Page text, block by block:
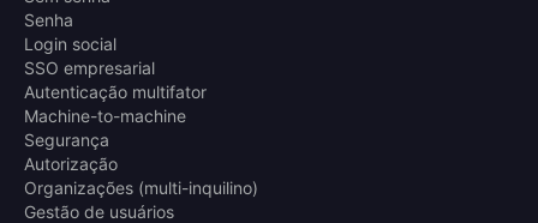
Senha
Login social
SSO empresarial
Autenticação multifator
Machine-to-machine
Segurança
Autorização
Organizações (multi-inquilino)
Gestão de usuários